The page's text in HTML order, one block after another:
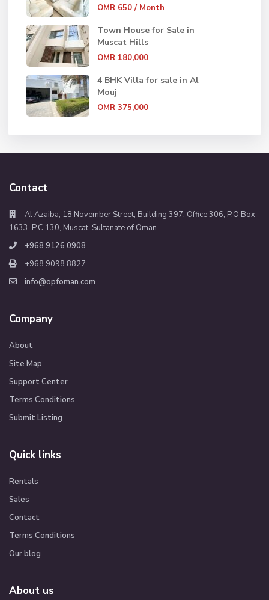
OMR 650/ Month
Town House for Sale in
Muscat Hills
OMR 180,000
4 BHK Villa for sale in Al
Mouj
OMR 375,000
Contact
Al Azaiba, 18 November Street, Building 397, Office 306, P.O Box
1633, P.C 130, Muscat, Sultanate of Oman
+968 9126 0908
+968 9098 8827
info@opfoman.com
Company
About
Site Map
Support Center
Terms Conditions
Submit Listing
Quick links
Rentals
Sales
Contact
Terms Conditions
Our blog
About us